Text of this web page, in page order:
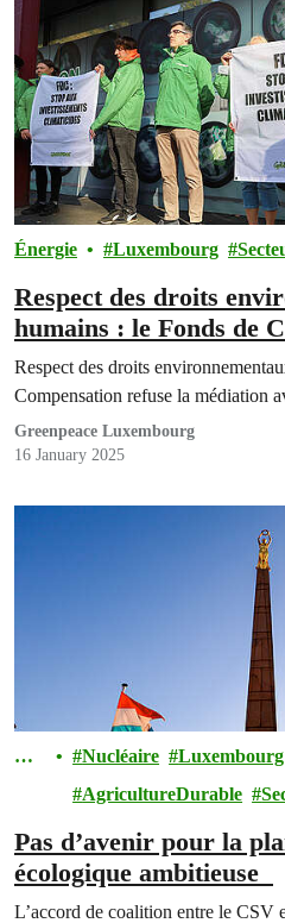
Filtered results
Énergie Luxembourg
Respect des droits
humains : le Fonds de
la médiation avec
Respect des droits
Compensation refuse la médiation
Greenpeace Luxembourg
16 January 2025
Cli
Nucléaire Luxembourg
AgricultureDurable
Pas d’avenir pour la
écologique ambitieuse
L’accord de coalition entre le CSV